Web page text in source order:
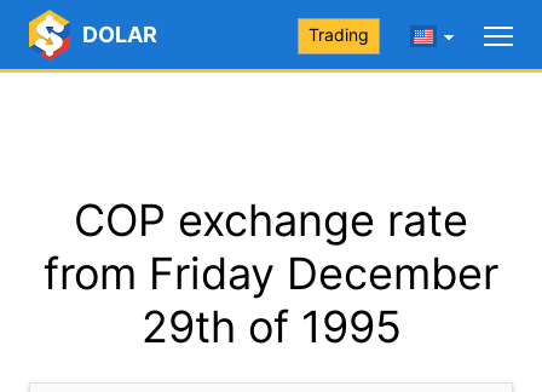
DOLAR Trading
COP exchange rate
from Friday December
29th of 1995